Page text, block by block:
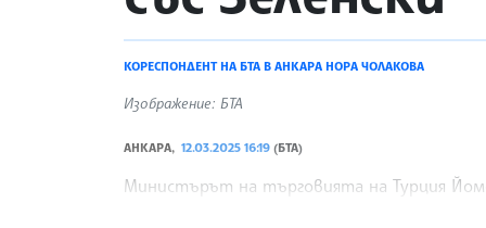
КОРЕСПОНДЕНТ НА БТА В АНКАРА НОРА ЧОЛАКОВА
Изображение: БТА
АНКАРА, 12.03.2025 16:19 (БТА)
Министърът на търговията на Турция